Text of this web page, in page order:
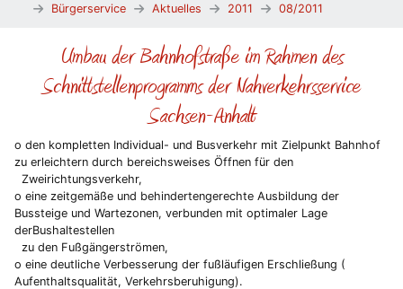
Bürgerservice
Aktuelles 2011 08/2011
Umbau der Bahnhofstraße im Rahmen des
Schnittstellenprogramms der Nahverkehrsservice
Sachsen-Anhalt
o den kompletten Individual- und Busverkehr mit Zielpunkt Bahnhof
zu erleichtern durch bereichsweises Öffnen für den
Zweirichtungsverkehr,
o eine zeitgemäße und behindertengerechte Ausbildung der
Bussteige und Wartezonen, verbunden mit optimaler Lage
derBushaltestellen
zu den Fußgängerströmen,
o eine deutliche Verbesserung der fußläufigen Erschließung (
Aufenthaltsqualität, Verkehrsberuhigung).